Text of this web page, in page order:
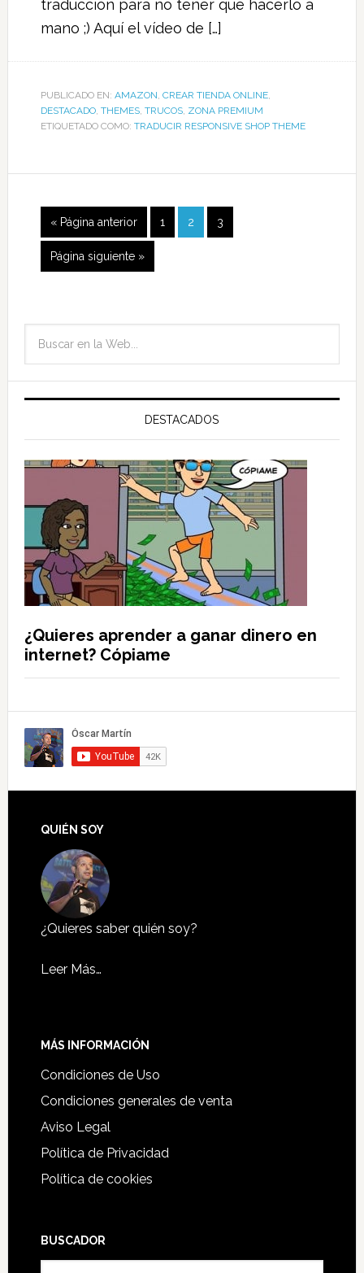
traducción para no tener que hacerlo a
mano ;) Aquí el vídeo de […]
PUBLICADO EN: AMAZON, CREAR TIENDA ONLINE,
DESTACADO, THEMES, TRUCOS, ZONA PREMIUM
ETIQUETADO COMO: TRADUCIR RESPONSIVE SHOP THEME
« Página anterior 1 2 3
Página siguiente »
DESTACADOS
¿Quieres aprender a ganar dinero en
internet? Cópiame
QUIÉN SOY
¿Quieres saber quién soy?
Leer Más…
MÁS INFORMACIÓN
Condiciones de Uso
Condiciones generales de venta
Aviso Legal
Política de Privacidad
Política de cookies
BUSCADOR